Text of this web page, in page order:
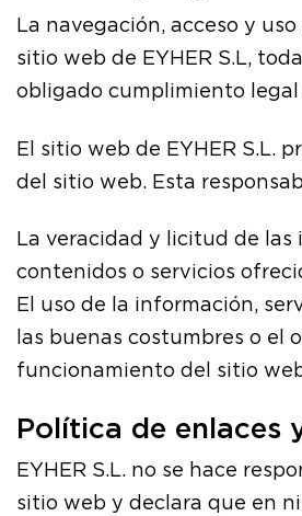
La navegación, acceso y
sitio web de EYHER S.L,
obligado cumplimiento legal
El sitio web de EYHER S.L.
del sitio web. Esta
La veracidad y licitud de las
contenidos o servicios
El uso de la información,
las buenas costumbres o el
funcionamiento del sitio
Política de enlaces
EYHER S.L. no se hace
sitio web y declara que en